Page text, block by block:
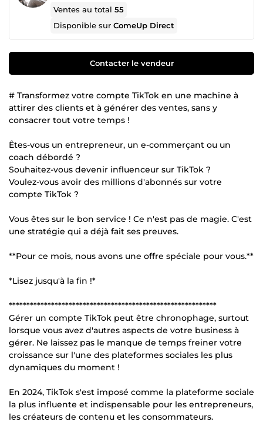
Ventes au total55
Disponible surComeUp Direct
Contacter le vendeur
# Transformez votre compte TikTok en une machine à
attirer des clients et à générer des ventes, sans y
consacrer tout votre temps !
Êtes-vous un entrepreneur, un e-commerçant ou un
coach débordé ?
Souhaitez-vous devenir influenceur sur TikTok ?
Voulez-vous avoir des millions d'abonnés sur votre
compte TikTok ?
Vous êtes sur le bon service ! Ce n'est pas de magie. C'est
une stratégie qui a déjà fait ses preuves.
**Pour ce mois, nous avons une offre spéciale pour vous.**
*Lisez jusqu'à la fin !*
***********************************************************
Gérer un compte TikTok peut être chronophage, surtout
lorsque vous avez d'autres aspects de votre business à
gérer. Ne laissez pas le manque de temps freiner votre
croissance sur l'une des plateformes sociales les plus
dynamiques du moment !
En 2024, TikTok s'est imposé comme la plateforme sociale
la plus influente et indispensable pour les entrepreneurs,
les créateurs de contenu et les consommateurs.